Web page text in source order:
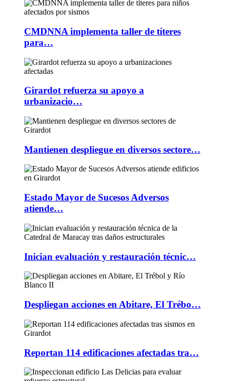
CMDNNA implementa taller de títeres
para…
Girardot refuerza su apoyo a
urbanizacio…
Mantienen despliegue en diversos sectore…
Estado Mayor de Sucesos Adversos
atiende…
Inician evaluación y restauración técnic…
Despliegan acciones en Abitare, El Trébo…
Reportan 114 edificaciones afectadas tra…